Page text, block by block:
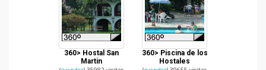
360> Hostal San
Martin
360> Piscina de los
Hostales